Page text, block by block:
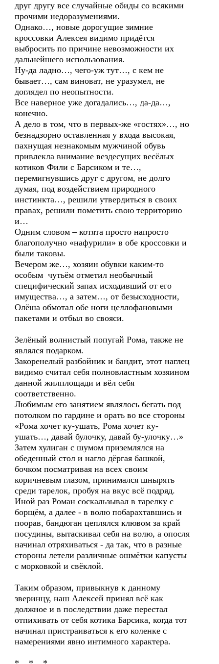
друг другу все случайные обиды со всякими
прочими недоразумениями.
Однако…, новые дорогущие зимние
кроссовки Алексея видимо придётся
выбросить по причине невозможности их
дальнейшего использования.
Ну-да ладно…, чего-уж тут…, с кем не
бывает…, сам виноват, не уразумел, не
доглядел по неопытности.
Все наверное уже догадались…, да-да…,
конечно.
А дело в том, что в первых-же «гостях»…, но
безнадзорно оставленная у входа высокая,
пахнущая незнакомым мужчиной обувь
привлекла внимание вездесущих весёлых
котиков Фили с Барсиком и те…,
перемигнувшись друг с другом, не долго
думая, под воздействием природного
инстинкта…, решили утвердиться в своих
правах, решили пометить свою территорию
и…
Одним словом – котята просто напросто
благополучно «нафурили» в обе кроссовки и
были таковы.
Вечером же…, хозяин обувки каким-то
особым чутьём отметил необычный
специфический запах исходивший от его
имущества…, а затем…, от безысходности,
Олёша обмотал обе ноги целлофановыми
пакетами и отбыл во свояси.
Зелёный волнистый попугай Рома, также не
являлся подарком.
Закоренелый разбойник и бандит, этот наглец
видимо считал себя полновластным хозяином
данной жилплощади и вёл себя
соответственно.
Любимым его занятием являлось бегать под
потолком по гардине и орать во все стороны
«Рома хочет ку-ушать, Рома хочет ку-
ушать…, давай булочку, давай бу-улочку…»
Затем хулиган с шумом приземлялся на
обеденный стол и нагло дёргая башкой,
бочком посматривая на всех своим
коричневым глазом, принимался шнырять
среди тарелок, пробуя на вкус всё подряд.
Иной раз Роман соскальзывал в тарелку с
борщём, а далее - в волю побарахтавшись и
поорав, бандюган цеплялся клювом за край
посудины, вытаскивал себя на волю, а опосля
начинал отряхиваться - да так, что в разные
стороны летели различные ошмётки капусты
с морковкой и свёклой.
Таким образом, привыкнув к данному
зверинцу, наш Алексей принял всё как
должное и в последствии даже перестал
отпихивать от себя котика Барсика, когда тот
начинал пристраиваться к его коленке с
намерениями явно интимного характера.